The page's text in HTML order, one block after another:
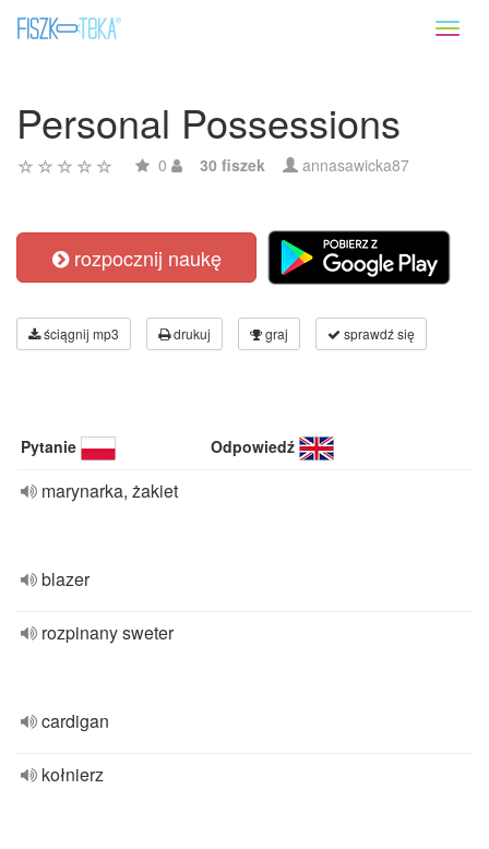
Personal Possessions
0 30 fiszek annasawicka87
rozpocznij naukę
ściągnij mp3 drukuj graj sprawdź się
Pytanie Odpowiedź
marynarka, żakiet
blazer
rozpinany sweter
cardigan
kołnierz